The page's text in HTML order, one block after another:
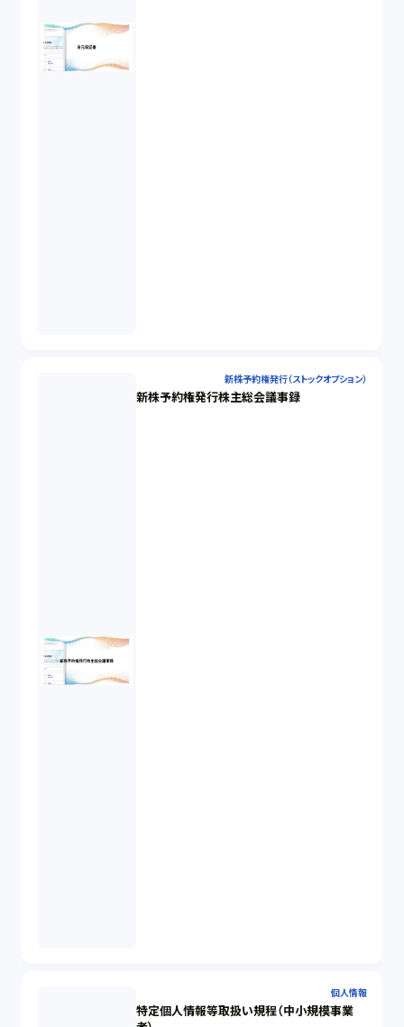
新株予約権発行（ストックオプション）
新株予約権発行株主総会議事録
個人情報
特定個人情報等取扱い規程（中小規模事業